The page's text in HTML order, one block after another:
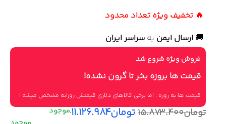
🔥 تخفیف ویژه تعداد محدود
🚚 ارسال ایمن به سراسر ایران
فروش ویژه شروع شد
قیمت ها بروزه بخر تا گرون نشده!
قیمت ها به روزه ، اما برخی کالاهای دلاری قیمتش روزانه مشخص میشه !
تومان۱۵.۸۷۳.۴۰۰تومان۱۱.۱۲۶.۹۸۴